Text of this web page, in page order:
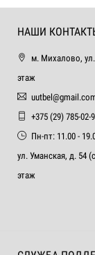
НАШИ
м. Михалово,
этаж
+375 (29) 785-
Пн-пт: 11.00 -
ул. Уманская, д. 54
этаж